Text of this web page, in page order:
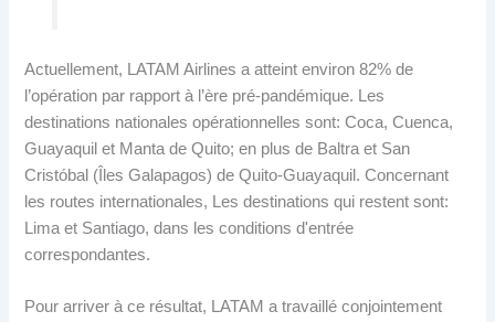
Actuellement, LATAM Airlines a atteint environ 82% de
l’opération par rapport à l’ère pré-pandémique. Les
destinations nationales opérationnelles sont: Coca, Cuenca,
Guayaquil et Manta de Quito; en plus de Baltra et San
Cristóbal (Îles Galapagos) de Quito-Guayaquil. Concernant
les routes internationales, Les destinations qui restent sont:
Lima et Santiago, dans les conditions d'entrée
correspondantes.
Pour arriver à ce résultat, LATAM a travaillé conjointement